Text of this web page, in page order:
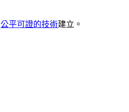
公平可證的技術建立。